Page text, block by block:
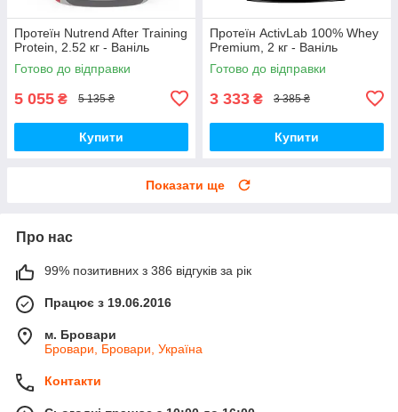
Протеїн Nutrend After Training
Protein, 2.52 кг - Ваніль
Готово до відправки
5 055 ₴ 5 135 ₴
Купити
Протеїн ActivLab 100% Whey
Premium, 2 кг - Ваніль
Готово до відправки
3 333 ₴ 3 385 ₴
Купити
Показати ще
Про нас
99% позитивних з 386 відгуків за рік
Працює з 19.06.2016
м. Бровари
Бровари, Бровари, Україна
Контакти